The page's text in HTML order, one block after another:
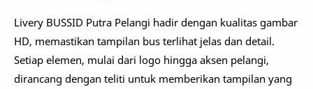
Livery BUSSID Putra Pelangi hadir dengan kualitas gambar
HD, memastikan tampilan bus terlihat jelas dan detail.
Setiap elemen, mulai dari logo hingga aksen pelangi,
dirancang dengan teliti untuk memberikan tampilan yang